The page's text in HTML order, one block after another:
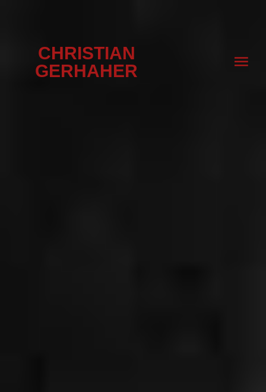
CHRISTIAN
GERHAHER